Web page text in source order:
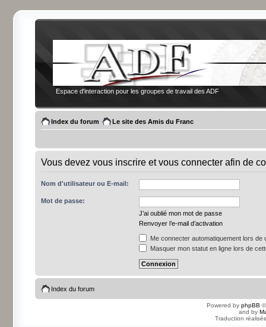
Espace d'interaction pour les groupes de travail des ADF
Index du forum Le site des Amis du Franc
Vous devez vous inscrire et vous connecter afin de
Nom d'utilisateur ou E-mail:
Mot de passe:
J’ai oublié mon mot de passe
Renvoyer l’e-mail d’activation
Me connecter automatiquement lors de
Masquer mon statut en ligne lors de
Index du forum
Powered by phpBB
and by
Traduction